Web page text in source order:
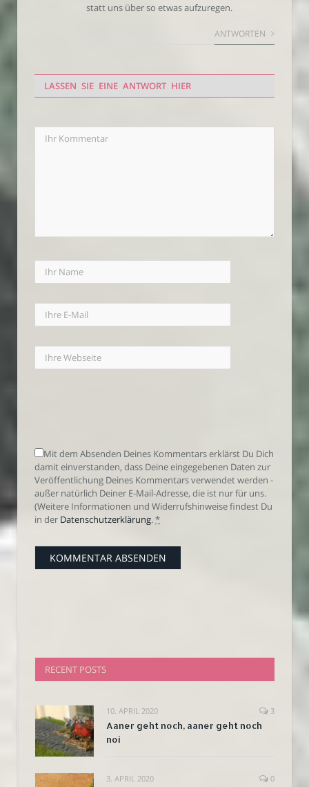
statt uns über so etwas aufzuregen.
ANTWORTEN
LASSEN SIE EINE ANTWORT HIER
Mit dem Absenden Deines Kommentars erklärst Du Dich
damit einverstanden, dass Deine eingegebenen Daten zur
Veröffentlichung Deines Kommentars verwendet werden -
außer natürlich Deiner E-Mail-Adresse, die ist nur für uns.
(Weitere Informationen und Widerrufshinweise findest Du
in der Datenschutzerklärung.*
RECENT POSTS
10. APRIL 2020 3
Aaner geht noch, aaner geht noch
noi
3. APRIL 2020 0